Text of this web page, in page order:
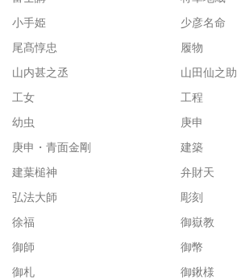
小手姫
少彦名命
尾髙惇忠
履物
山内甚之丞
山田仙之助
工女
工程
幼虫
庚申
庚申・青面金剛
建築
建葉槌神
弁財天
弘法大師
彫刻
徐福
御嶽教
御師
御幣
御札
御鍬様